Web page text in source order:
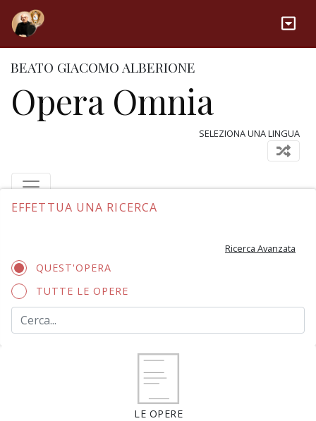
BEATO GIACOMO ALBERIONE
Opera Omnia
SELEZIONA UNA LINGUA
EFFETTUA UNA RICERCA
Ricerca Avanzata
QUEST'OPERA
TUTTE LE OPERE
LE OPERE